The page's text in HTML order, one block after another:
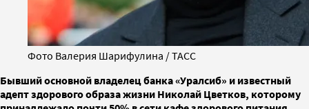
Фото Валерия Шарифулина / ТАСС
Бывший основной владелец банка «Уралсиб» и известный
адепт здорового образа жизни Николай Цветков, которому